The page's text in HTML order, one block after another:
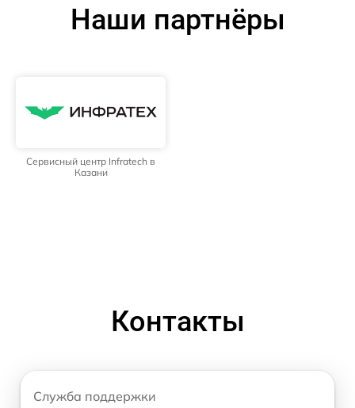
Наши партнёры
Сервисный центр Infratech в
Казани
Контакты
Служба поддержки